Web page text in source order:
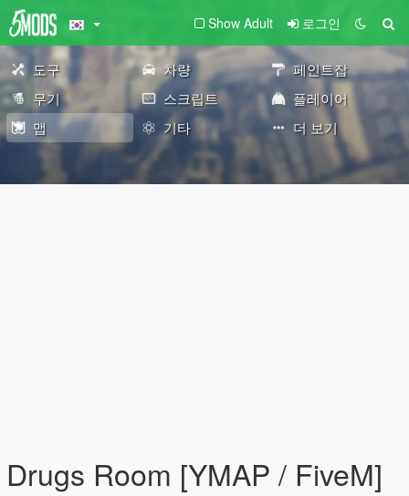
Show Adult 로그인
도구 차량
페인트잡
무기
스크립트
플레이어
맵
기타 더 보기
Drugs Room [YMAP / FiveM]